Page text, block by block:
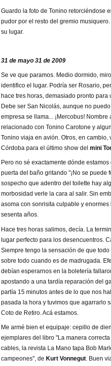
Guardo la foto de Tonino retorciéndose
pudor por el resto del gremio
su lugar.
31 de mayo 31 de 2009
Se ve que paramos. Medio dormido,
identifico el lugar. Podría ser Rosario,
hace tres horas, demasiado pronto
Debe ser San Nicolás, aunque no
empresa se llama... ¡Mercobus!
relacionado con Tonino Carotone y
Tonino viaja en avión. Otros, en
Córdoba para el último show del mini
Pero no sé exactamente dónde
puerta del baño gritando "¡No se puede
sospecho que adentro del toilette hay
morbosidad verle la cara al salir. Sin
asoma con sonrisita culpable y
sesenta años.
Hace tres horas salimos, decía. La
lugar perfecto para los desencuentros.
Siempre tengo la sensación de que
sobre todo cuando es de madrugada.
debían esperarnos en la boletería
apostando a una tardía reparación del
partía 15 minutos antes de lo que nos
pasada la hora y tuvimos que agarrarlo
Coto de Retiro. Acá estamos.
Me armé bien el equipaje: cepillo de
ejemplares del libro "La manera
cables, la revista La Mano tapa Bob
campeones", de Kurt Vonnegut . Buen